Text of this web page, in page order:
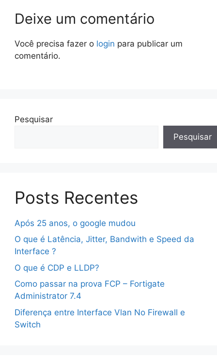
Deixe um comentário
Você precisa fazer o login para publicar um
comentário.
Pesquisar
Pesquisar
Posts Recentes
Após 25 anos, o google mudou
O que é Latência, Jitter, Bandwith e Speed da
Interface ?
O que é CDP e LLDP?
Como passar na prova FCP – Fortigate
Administrator 7.4
Diferença entre Interface Vlan No Firewall e
Switch